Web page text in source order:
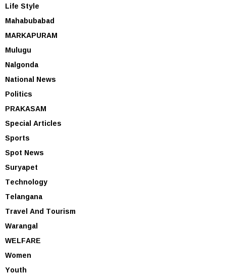
Life Style
Mahabubabad
MARKAPURAM
Mulugu
Nalgonda
National News
Politics
PRAKASAM
Special Articles
Sports
Spot News
Suryapet
Technology
Telangana
Travel And Tourism
Warangal
WELFARE
Women
Youth